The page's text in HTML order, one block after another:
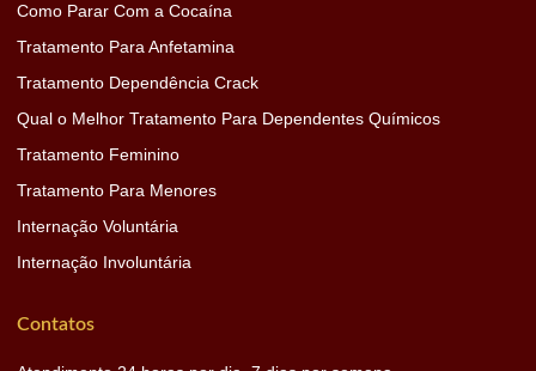
Como Parar Com a Cocaína
Tratamento Para Anfetamina
Tratamento Dependência Crack
Qual o Melhor Tratamento Para Dependentes Químicos
Tratamento Feminino
Tratamento Para Menores
Internação Voluntária
Internação Involuntária
Contatos